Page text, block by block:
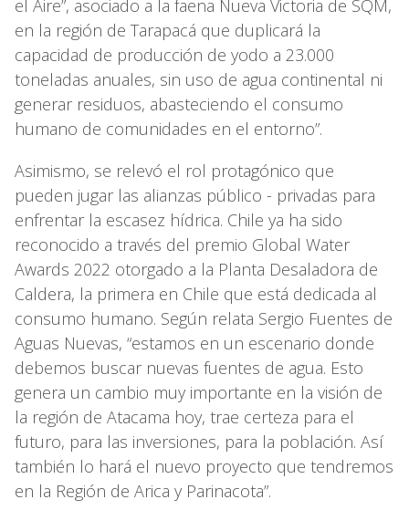
el Aire”, asociado a la faena Nueva Victoria de SQM,
en la región de Tarapacá que duplicará la
capacidad de producción de yodo a 23.000
toneladas anuales, sin uso de agua continental ni
generar residuos, abasteciendo el consumo
humano de comunidades en el entorno”.
Asimismo, se relevó el rol protagónico que
pueden jugar las alianzas público - privadas para
enfrentar la escasez hídrica. Chile ya ha sido
reconocido a través del premio Global Water
Awards 2022 otorgado a la Planta Desaladora de
Caldera, la primera en Chile que está dedicada al
consumo humano. Según relata Sergio Fuentes de
Aguas Nuevas, “estamos en un escenario donde
debemos buscar nuevas fuentes de agua. Esto
genera un cambio muy importante en la visión de
la región de Atacama hoy, trae certeza para el
futuro, para las inversiones, para la población. Así
también lo hará el nuevo proyecto que tendremos
en la Región de Arica y Parinacota”.